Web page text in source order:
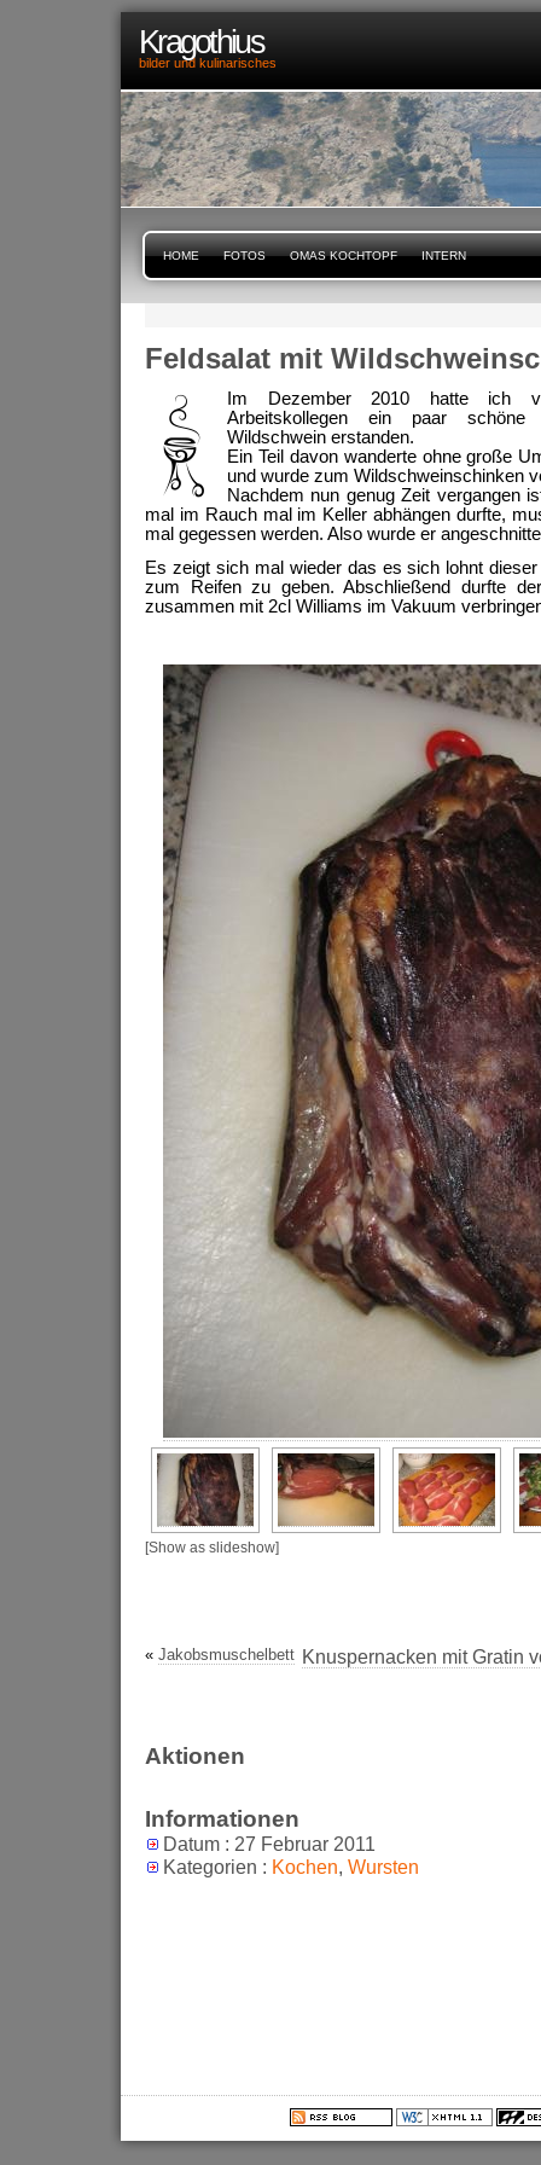
Kragothius
bilder und kulinarisches
HOME FOTOS OMAS KOCHTOPF INTERN
Feldsalat mit
Im Dezember 2010 hatte ich
Arbeitskollegen ein paar schöne
Wildschwein erstanden.
Ein Teil davon wanderte ohne große
und wurde zum Wildschweinschinken
Nachdem nun genug Zeit vergangen
mal im Rauch mal im Keller abhängen durfte,
mal gegessen werden. Also wurde er
Es zeigt sich mal wieder das es sich lohnt
zum Reifen zu geben. Abschließend durfte
zusammen mit 2cl Williams im Vakuum
[Show as slideshow]
« Jakobsmuschelbett Knuspernacken mit Gratin
Aktionen
Informationen
Datum : 27 Februar 2011
Kategorien : Kochen, Wursten